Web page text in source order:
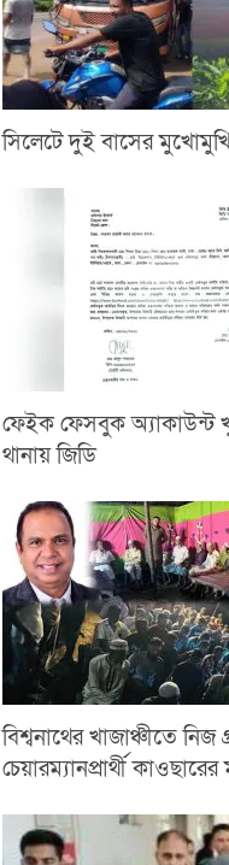
সিলেটে দুই বাসের
ফেইক ফেসবুক অ্যাকাউন্ট
থানায় জিডি
বিশ্বনাথের খাজাঞ্চীতে নিজ
চেয়ারম্যানপ্রার্থী